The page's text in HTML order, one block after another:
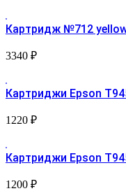
Картридж №712
3340 ₽
Картриджи Epson
1220 ₽
Картриджи Epson
1200 ₽